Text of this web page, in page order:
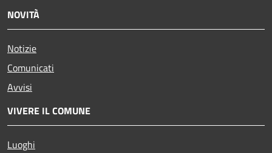
NOVITÀ
Notizie
Comunicati
Avvisi
VIVERE IL COMUNE
Luoghi